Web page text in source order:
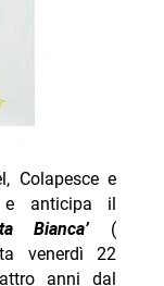
Colapesce e
e anticipa il
Bianca’ (
venerdì 22
anni dal